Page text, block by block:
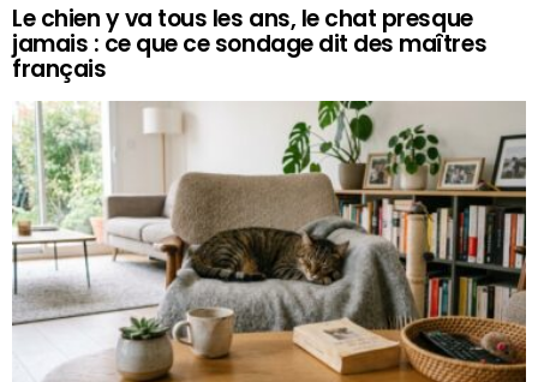
Le chien y va tous les ans, le chat presque
jamais : ce que ce sondage dit des maîtres
français